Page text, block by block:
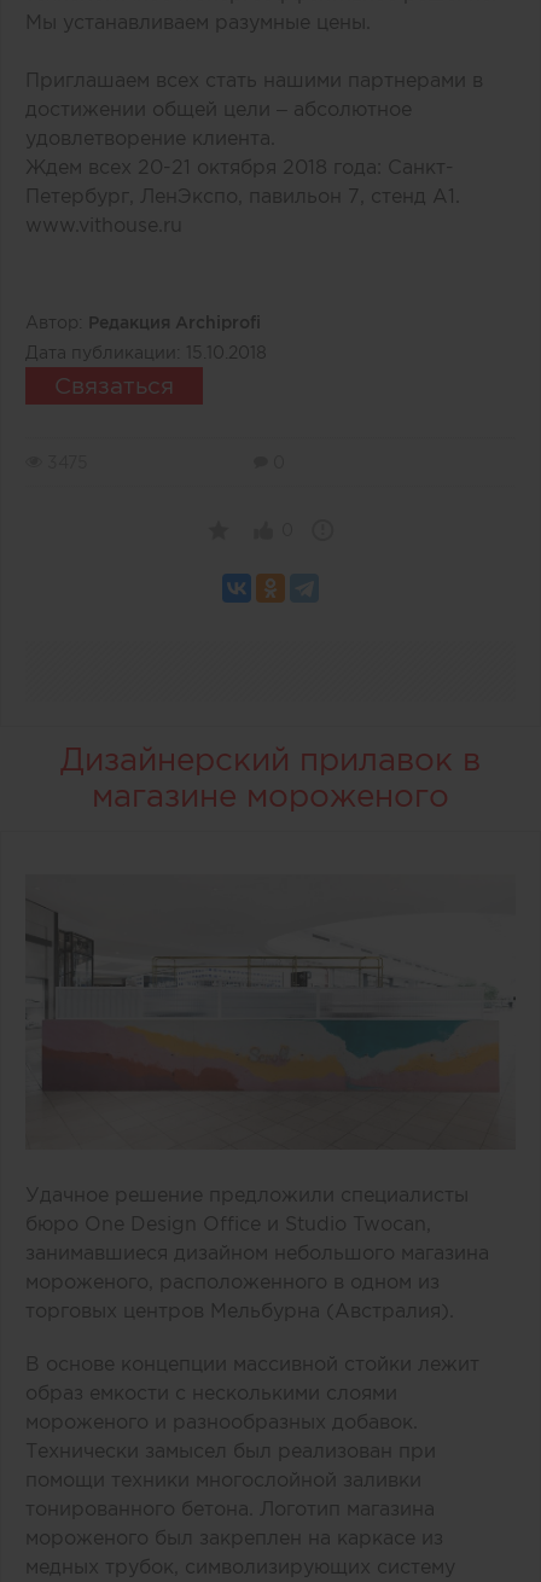
Мы устанавливаем разумные цены.
Приглашаем всех стать нашими партнерами в
достижении общей цели – абсолютное
удовлетворение клиента.
Ждем всех 20-21 октября 2018 года: Санкт-
Петербург, ЛенЭкспо, павильон 7, стенд А1.
www.vithouse.ru
Автор:
Редакция Archiprofi
Дата публикации:
15.10.2018
Связаться
Дизайнерский прилавок в
магазине мороженого
Удачное решение предложили специалисты
бюро One Design Office и Studio Twocan,
занимавшиеся дизайном небольшого магазина
мороженого, расположенного в одном из
торговых центров Мельбурна (Австралия).
В основе концепции массивной стойки лежит
образ емкости с несколькими слоями
мороженого и разнообразных добавок.
Технически замысел был реализован при
помощи техники многослойной заливки
тонированного бетона. Логотип магазина
мороженого был закреплен на каркасе из
медных трубок, символизирующих систему